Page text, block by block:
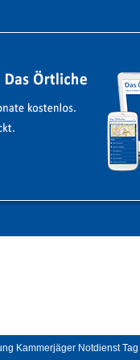
Kammerjäger Notdienst